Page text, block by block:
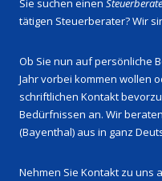
Sie suchen einen
tätigen Steuerberater? Wir
Ob Sie nun auf persönliche
Jahr vorbei kommen wollen
schriftlichen Kontakt
Bedürfnissen an. Wir
(Bayenthal) aus in ganz
Nehmen Sie Kontakt zu uns